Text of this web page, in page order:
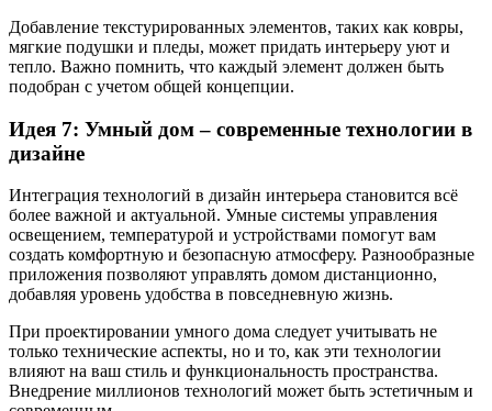
Добавление текстурированных элементов, таких как ковры,
мягкие подушки и пледы, может придать интерьеру уют и
тепло. Важно помнить, что каждый элемент должен быть
подобран с учетом общей концепции.
Идея 7: Умный дом – современные технологии в
дизайне
Интеграция технологий в дизайн интерьера становится всё
более важной и актуальной. Умные системы управления
освещением, температурой и устройствами помогут вам
создать комфортную и безопасную атмосферу. Разнообразные
приложения позволяют управлять домом дистанционно,
добавляя уровень удобства в повседневную жизнь.
При проектировании умного дома следует учитывать не
только технические аспекты, но и то, как эти технологии
влияют на ваш стиль и функциональность пространства.
Внедрение миллионов технологий может быть эстетичным и